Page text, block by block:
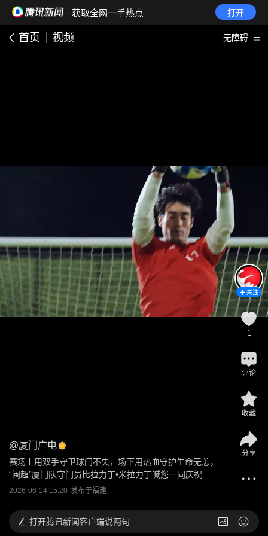
· 获取全网一手热点 打开
首页 视频 无障碍
@厦门广电
赛场上用双手守卫球门不失，场下用热血守护生命无恙，
“闽超”厦门队守门员比拉力丁•米拉力丁喊您一同庆祝
2026-06-14 15:20 发布于福建
关注
1
评论
收藏
分享
打开腾讯新闻客户端说两句